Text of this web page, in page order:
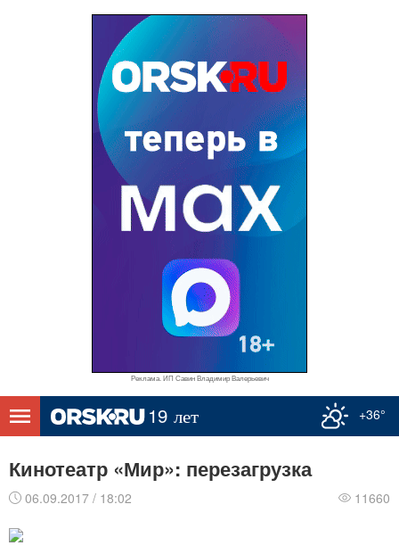
Реклама. ИП Савин Владимир Валерьевич
+36°
Кинотеатр «Мир»: перезагрузка
06.09.2017 / 18:02 11660